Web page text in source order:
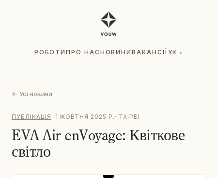
РОБОТИПРО НАС НОВИНИВАКАНСІЇ УК ▾
← Усі новини
ПУБЛІКАЦІЯ · 1 ЖОВТНЯ 2025 Р. · TAIPEI
EVA Air enVoyage: Квіткове
світло